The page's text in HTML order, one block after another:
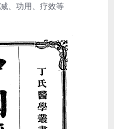
、功用、疗效等